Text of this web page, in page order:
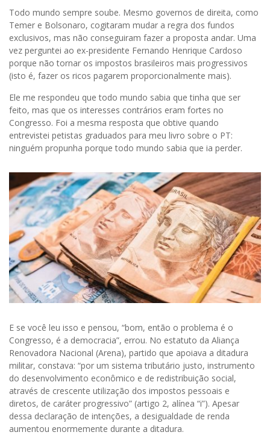
Todo mundo sempre soube. Mesmo governos de direita, como
Temer e Bolsonaro, cogitaram mudar a regra dos fundos
exclusivos, mas não conseguiram fazer a proposta andar. Uma
vez perguntei ao ex-presidente Fernando Henrique Cardoso
porque não tornar os impostos brasileiros mais progressivos
(isto é, fazer os ricos pagarem proporcionalmente mais).
Ele me respondeu que todo mundo sabia que tinha que ser
feito, mas que os interesses contrários eram fortes no
Congresso. Foi a mesma resposta que obtive quando
entrevistei petistas graduados para meu livro sobre o PT:
ninguém propunha porque todo mundo sabia que ia perder.
E se você leu isso e pensou, “bom, então o problema é o
Congresso, é a democracia”, errou. No estatuto da Aliança
Renovadora Nacional (Arena), partido que apoiava a ditadura
militar, constava: “por um sistema tributário justo, instrumento
do desenvolvimento econômico e de redistribuição social,
através de crescente utilização dos impostos pessoais e
diretos, de caráter progressivo” (artigo 2, alínea “i”). Apesar
dessa declaração de intenções, a desigualdade de renda
aumentou enormemente durante a ditadura.